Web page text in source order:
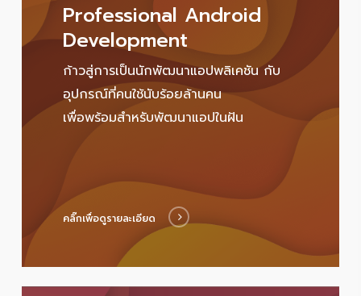
Professional Android
Development
ก้าวสู่การเป็นนักพัฒนาแอปพลิเคชัน กับ
อุปกรณ์ที่คนใช้นับร้อยล้านคน
เพื่อพร้อมสำหรับพัฒนาแอปในฝัน
คลิ๊กเพื่อดูรายละเอียด